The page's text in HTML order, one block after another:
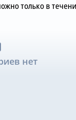
только в
нет